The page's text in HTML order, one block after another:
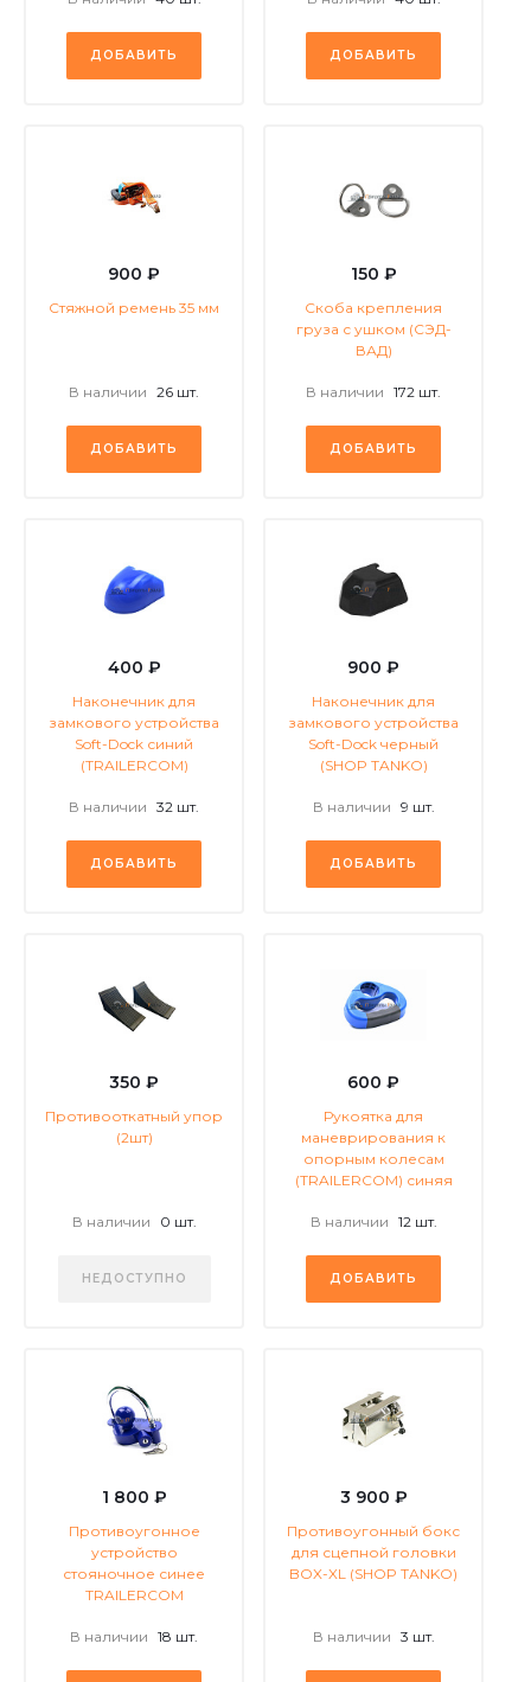
ДОБАВИТЬ ДОБАВИТЬ
900 ₽
Стяжной ремень 35 мм
В наличии 26 шт.
ДОБАВИТЬ
150 ₽
Скоба крепления
груза с ушком (СЭД-
ВАД)
В наличии 172 шт.
ДОБАВИТЬ
400 ₽
Наконечник для
замкового устройства
Soft-Dock синий
(TRAILERCOM)
В наличии 32 шт.
ДОБАВИТЬ
900 ₽
Наконечник для
замкового устройства
Soft-Dock черный
(SHOP TANKO)
В наличии 9 шт.
ДОБАВИТЬ
350 ₽
Противооткатный упор
(2шт)
В наличии 0 шт.
НЕДОСТУПНО
600 ₽
Рукоятка для
маневрирования к
опорным колесам
(TRAILERCOM) синяя
В наличии 12 шт.
ДОБАВИТЬ
1 800 ₽
Противоугонное
устройство
стояночное синее
TRAILERCOM
В наличии 18 шт.
3 900 ₽
Противоугонный бокс
для сцепной головки
BOX-XL (SHOP TANKO)
В наличии 3 шт.